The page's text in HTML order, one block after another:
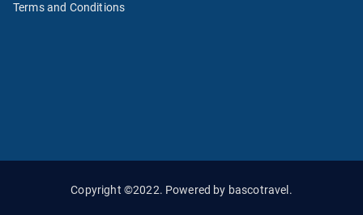
Terms and Conditions
Copyright ©2022. Powered by bascotravel.